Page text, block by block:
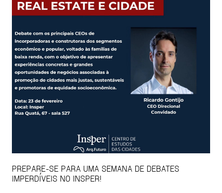
PREPARE-SE PARA UMA SEMANA DE DEBATES
IMPERDÍVEIS NO INSPER!